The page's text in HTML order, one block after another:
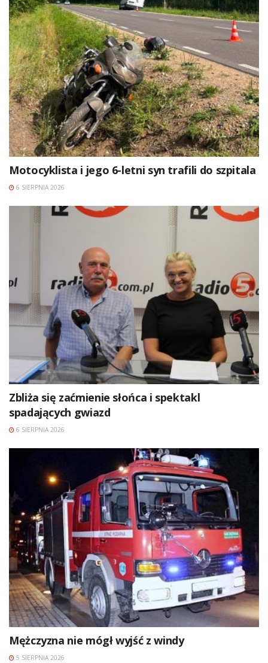
Motocyklista i jego 6-letni syn trafili do szpitala
6 SIERPNIA 2026
Zbliża się zaćmienie słońca i spektakl
spadających gwiazd
6 SIERPNIA 2026
Mężczyzna nie mógł wyjść z windy
5 SIERPNIA 2026